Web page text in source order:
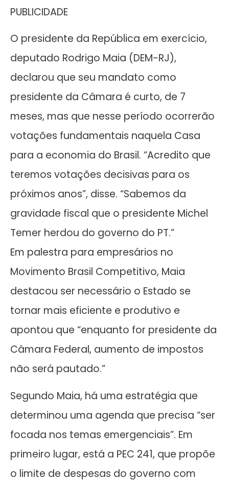
PUBLICIDADE
O presidente da República em exercício,
deputado Rodrigo Maia (DEM-RJ),
declarou que seu mandato como
presidente da Câmara é curto, de 7
meses, mas que nesse período ocorrerão
votações fundamentais naquela Casa
para a economia do Brasil. “Acredito que
teremos votações decisivas para os
próximos anos”, disse. “Sabemos da
gravidade fiscal que o presidente Michel
Temer herdou do governo do PT.”
Em palestra para empresários no
Movimento Brasil Competitivo, Maia
destacou ser necessário o Estado se
tornar mais eficiente e produtivo e
apontou que “enquanto for presidente da
Câmara Federal, aumento de impostos
não será pautado.”
Segundo Maia, há uma estratégia que
determinou uma agenda que precisa “ser
focada nos temas emergenciais”. Em
primeiro lugar, está a PEC 241, que propõe
o limite de despesas do governo com